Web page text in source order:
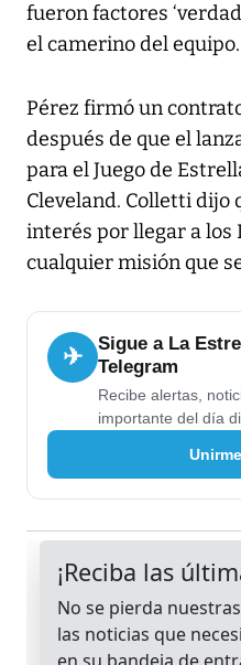
fueron factores
el camerino del equipo.
Pérez firmó un
después de que el
para el Juego de
Cleveland. Colletti dijo
interés por llegar a los
cualquier misión que
✈
Sigue a La
Telegram
Recibe alertas,
importante del día